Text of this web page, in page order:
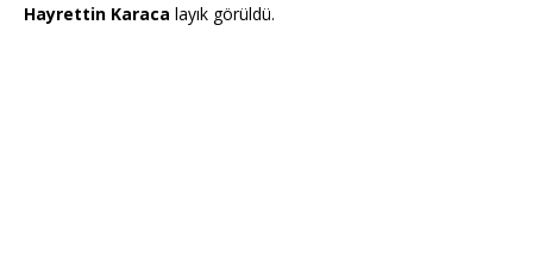
Hayrettin Karaca layık görüldü.